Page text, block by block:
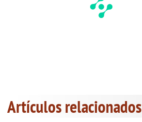
Artículos relacionados